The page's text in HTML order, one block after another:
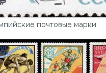
почтовые марки